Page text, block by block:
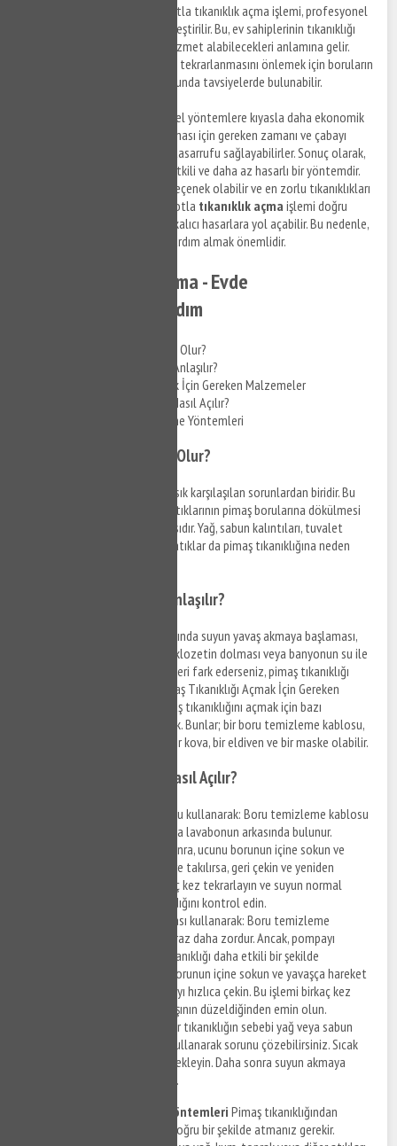
: Robotla tıkanıklık açma işlemi, profesyonel
tesisatçılar tarafından gerçekleştirilir. Bu, ev sahiplerinin tıkanıklığı
açmak için yüksek kaliteli bir hizmet alabilecekleri anlamına gelir.
Ayrıca, profesyoneller, sorunun tekrarlanmasını önlemek için boruların
temizlenmesi ve bakımı konusunda tavsiyelerde bulunabilir.
: Robotlar, geleneksel yöntemlere kıyasla daha ekonomik
bir seçenektir. Tıkanıklığın açılması için gereken zamanı ve çabayı
azaltarak, ev sahiplerine para tasarrufu sağlayabilirler. Sonuç olarak,
robotla tıkanıklık açma, hızlı, etkili ve daha az hasarlı bir yöntemdir.
Ev sahipleri için ekonomik bir seçenek olabilir ve en zorlu tıkanıklıkları
bile açabilirler. Ancak, eğer robotla tıkanıklık açma işlemi doğru
şekilde yapılmazsa, borularda kalıcı hasarlara yol açabilir. Bu nedenle,
profesyonel tesisatçılardan yardım almak önemlidir.
Pimaş Tıkanıklığı Açma - Evde
Yapabileceğiniz 5 Adım
Pimaş Tıkanıklığı Neden Olur?
Pimaş Tıkanıklığı Nasıl Anlaşılır?
Pimaş Tıkanıklığı Açmak İçin Gereken Malzemeler
Evde Pimaş Tıkanıklığı Nasıl Açılır?
Pimaş Tıkanıklığı Önleme Yöntemleri
Pimaş Tıkanıklığı Neden Olur?
, evlerde en sık karşılaşılan sorunlardan biridir. Bu
sorunun nedeni genellikle ev atıklarının pimaş borularına dökülmesi
ve zamanla boruların tıkanmasıdır. Yağ, sabun kalıntıları, tuvalet
kağıtları, kum, toprak ve diğer atıklar da pimaş tıkanıklığına neden
Pimaş Tıkanıklığı Nasıl Anlaşılır?
Pimaş tıkanıklığı belirtileri arasında suyun yavaş akmaya başlaması,
tuvaletin dolmaya başlaması, klozetin dolması veya banyonun su ile
dolması yer alır. Eğer bu belirtileri fark ederseniz, pimaş tıkanıklığı
olduğunu düşünebilirsiniz. Pimaş Tıkanıklığı Açmak İçin Gereken
Malzemeler Dolmabahçe Pimaş tıkanıklığını açmak için bazı
malzemelere ihtiyacınız olacak. Bunlar; bir boru temizleme kablosu,
pompası, bir kova, bir eldiven ve bir maske olabilir.
Evde Pimaş Tıkanıklığı Nasıl Açılır?
Boru temizleme kablosu kullanarak: Boru temizleme kablosu
genellikle tuvaletin veya lavabonun arkasında bulunur.
Kabloyu çıkarttıktan sonra, ucunu borunun içine sokun ve
ilerletin. Kablo engellere takılırsa, geri çekin ve yeniden
ilerletin. Bu işlemi birkaç kez tekrarlayın ve suyun normal
seviyede akmaya başladığını kontrol edin.
Boru temizleme pompası kullanarak: Boru temizleme
pompası ile çalışmak biraz daha zordur. Ancak, pompayı
kullanarak boruda ki tıkanıklığı daha etkili bir şekilde
açabilirsiniz. Pompayı borunun içine sokun ve yavaşça hareket
ettirin. Ardından pompayı hızlıca çekin. Bu işlemi birkaç kez
tekrarlayın ve suyun akışının düzeldiğinden emin olun.
Sıcak su kullanarak: Eğer tıkanıklığın sebebi yağ veya sabun
kalıntıları ise, sıcak su kullanarak sorunu çözebilirsiniz. Sıcak
suyu boruya dökün ve bekleyin. Daha sonra suyun akmaya
başladığını kontrol edin.
Pimaş Tıkanıklığı Önleme Yöntemleri Pimaş tıkanıklığından
korunmak için atık maddeleri doğru bir şekilde atmanız gerekir.